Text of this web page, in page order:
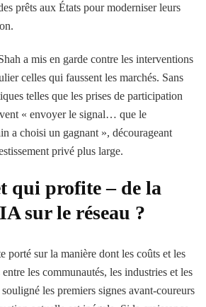
prêts aux États pour moderniser leurs
a mis en garde contre les interventions
celles qui faussent les marchés. Sans
telles que les prises de participation
« envoyer le signal… que le
a choisi un gagnant », décourageant
privé plus large.
qui profite – de la
sur le réseau ?
porté sur la manière dont les coûts et les
les communautés, les industries et les
les premiers signes avant-coureurs